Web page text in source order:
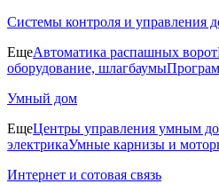
Системы контроля и управления
ЕщеАвтоматика распашных ворот
оборудование, шлагбаумы
Умный дом
ЕщеЦентры управления умным
электрикаУмные карнизы и
Интернет и сотовая связь